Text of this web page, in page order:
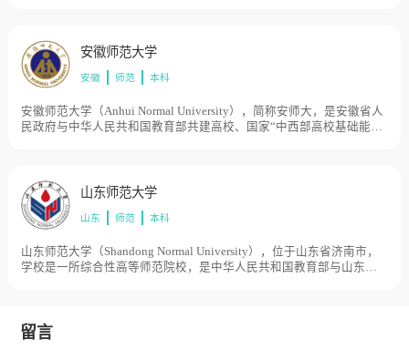
范学院。1981年成为全国首批硕士学位授予单位。1984年改名为上海
师范大学。1986年获批为博士学位授予单位。1994年与上海技术师范
学院合并成立新的上海师范大学。1997年至2003年，上海师范高等专
校、上海师资培训中心、上海旅游高等专科学校等先后并入或划归学
校管理。目前学校总体占地面积2295亩。
安徽师范大学
安徽 师范 本科
安徽师范大学（Anhui Normal University），简称安师大，是安徽省人
民政府与中华人民共和国教育部共建高校、国家“中西部高校基础能力
湖。后经历安徽师范学院、合肥师范学院、皖南大学、安徽工农大学
等数个办学阶段。1972年，经国务院批准，正式定名为安徽师范大
学。2005年，芜湖师范专科学校整体并入安徽师范大学。目前学校总
山东师范大学
山东 师范 本科
山东师范大学（Shandong Normal University），位于山东省济南市，
学校是一所综合性高等师范院校，是中华人民共和国教育部与山东省
堂；1944年成立山东省师范专科学校；1950年10月，在原华东大学教
育学院和山东省行政干部学校的基础上组建山东师范学院，系建国后
留言